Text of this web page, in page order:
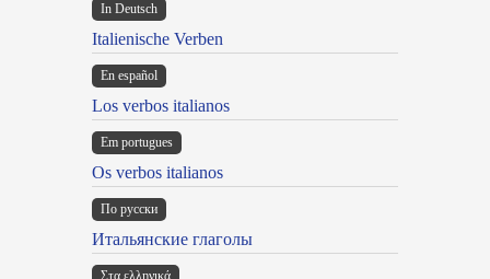
In Deutsch
Italienische Verben
En español
Los verbos italianos
Em portugues
Os verbos italianos
По русски
Итальянские глаголы